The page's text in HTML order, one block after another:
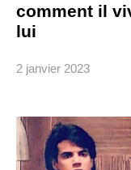
comment il
lui
2 janvier 2023